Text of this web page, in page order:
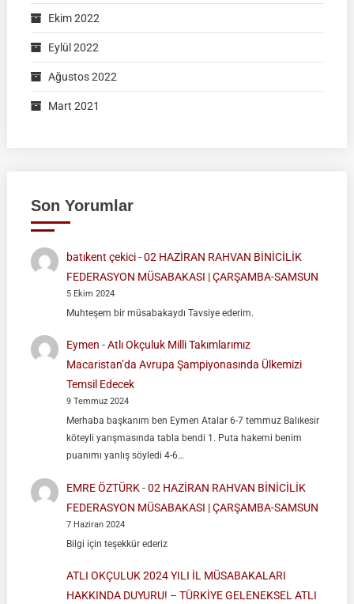
Ekim 2022
Eylül 2022
Ağustos 2022
Mart 2021
Son Yorumlar
batıkent çekici-02 HAZİRAN RAHVAN BİNİCİLİK
FEDERASYON MÜSABAKASI | ÇARŞAMBA-SAMSUN
5 Ekim 2024
Muhteşem bir müsabakaydı Tavsiye ederim.
Eymen -Atlı Okçuluk Milli Takımlarımız
Macaristan’da Avrupa Şampiyonasında Ülkemizi
Temsil Edecek
9 Temmuz 2024
Merhaba başkanım ben Eymen Atalar 6-7 temmuz Balıkesir
köteyli yarışmasında tabla bendi 1. Puta hakemi benim
puanımı yanlış söyledi 4-6…
EMRE ÖZTÜRK-02 HAZİRAN RAHVAN BİNİCİLİK
FEDERASYON MÜSABAKASI | ÇARŞAMBA-SAMSUN
7 Haziran 2024
Bilgi için teşekkür ederiz
ATLI OKÇULUK 2024 YILI İL MÜSABAKALARI
HAKKINDA DUYURU! – TÜRKİYE GELENEKSEL ATLI